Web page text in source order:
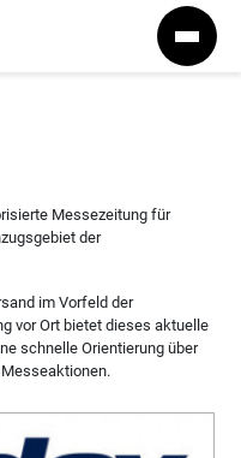
Messezeitung für
der
im Vorfeld der
vor Ort bietet dieses aktuelle
schnelle Orientierung über